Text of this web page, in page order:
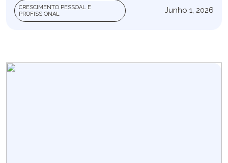
CRESCIMENTO PESSOAL E
PROFISSIONAL
Junho 1, 2026